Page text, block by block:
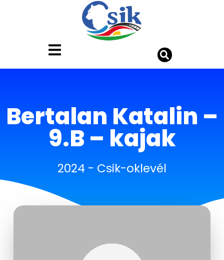
Bertalan Katalin –
9.B – kajak
2024 - Csik-oklevél